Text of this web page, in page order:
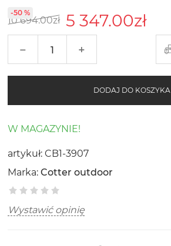
10 694.00zł 5 347.00zł
-50 %
− +
DODAJ DO KOSZYKA
W MAGAZYNIE!
artykuł: CB1-3907
Marka: Cotter outdoor
Wystawić opinię